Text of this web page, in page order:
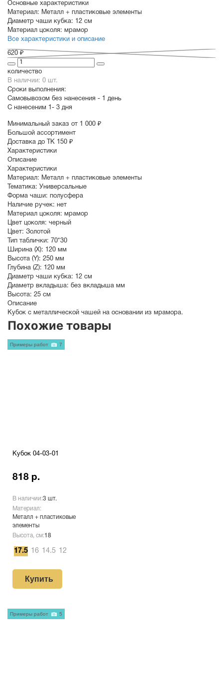
Основные характеристики
Материал: Металл + пластиковые элементы
Диаметр чаши кубка: 12 см
Материал цоколя: мрамор
Все характеристики и описание
620 ₽
количество
В наличии: 0 шт.
Сроки выполнения:
Самовывозом без нанесения -
1 день
С нанесеним
1- 3 дня
Минимальный заказ от 1 000 ₽
Большой ассортимент
Доставка до ТК 150 ₽
Характеристики
Описание
Характеристики
Материал: Металл + пластиковые элементы
Тематика: Универсальные
Форма чаши: полусфера
Наличие ручек: нет
Материал цоколя: мрамор
Цвет цоколя: черный
Цвет: Золотой
Тип таблички: 70*30
Ширина (X): 120 мм
Высота (Y): 250 мм
Глубина (Z): 120 мм
Диаметр чаши кубка: 12 см
Диаметр вкладыша: без вкладыша мм
Высота: 25 см
Описание
Кубок с металлической чашей на основании из мрамора.
Похожие товары
Кубок 04-03-01
818 р.
В наличии:3 шт.
Материал:
Металл + пластиковые
элементы
Высота, см:18
17.5 16 14.5 12
Купить
Примеры работ 7
Примеры работ 5